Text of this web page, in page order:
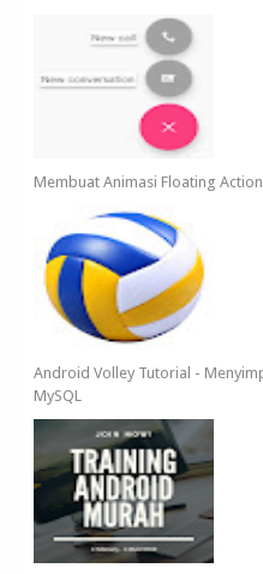
Membuat Animasi Floating
Android Volley Tutorial -
MySQL